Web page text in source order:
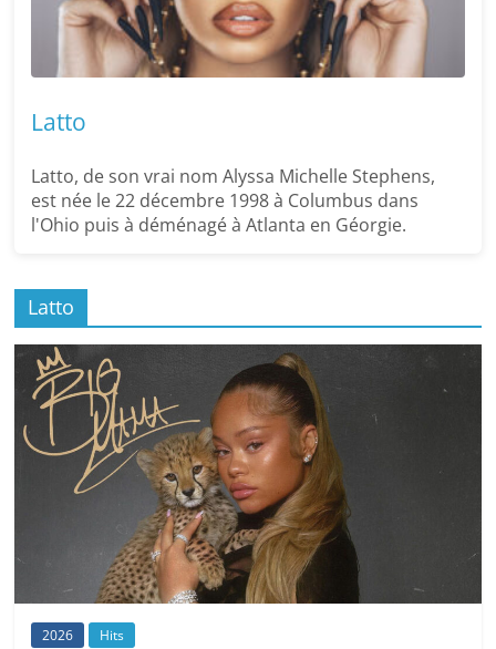
Latto
Latto, de son vrai nom Alyssa Michelle Stephens,
est née le 22 décembre 1998 à Columbus dans
l'Ohio puis à déménagé à Atlanta en Géorgie.
Latto
2026 Hits